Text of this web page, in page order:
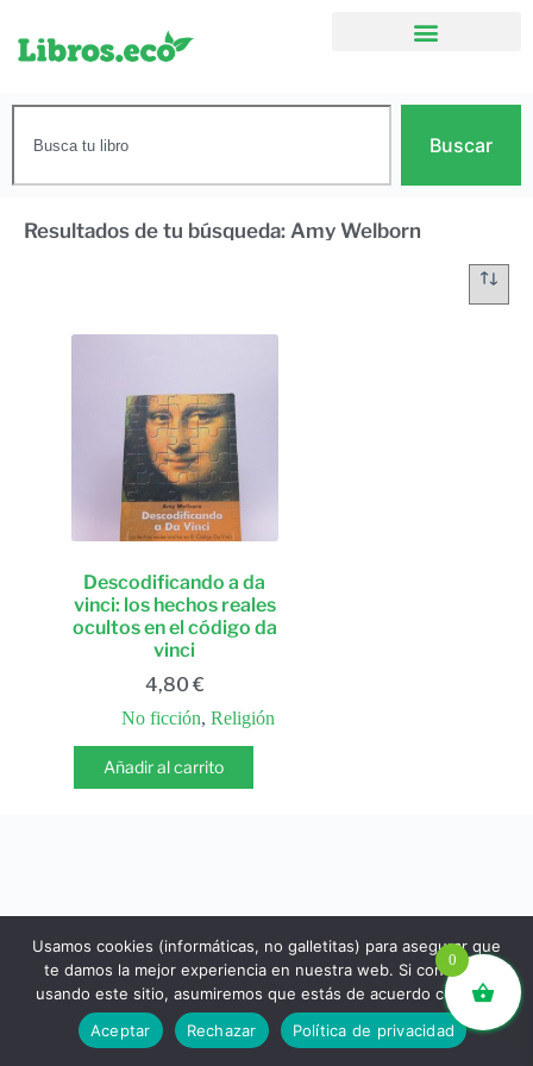
Buscar
Resultados de tu búsqueda: Amy Welborn
Descodificando a da
vinci: los hechos reales
ocultos en el código da
vinci
4,80 €
No ficción,Religión
Añadir al carrito
libros.eco © - Desde Barcelona para el mundo 💚 |
Devoluciones y reembolsos|Política de Privacidad
0
Usamos cookies (informáticas, no galletitas) para asegurar que
te damos la mejor experiencia en nuestra web. Si continúas
usando este sitio, asumiremos que estás de acuerdo con ello.
Aceptar
Rechazar Política de privacidad